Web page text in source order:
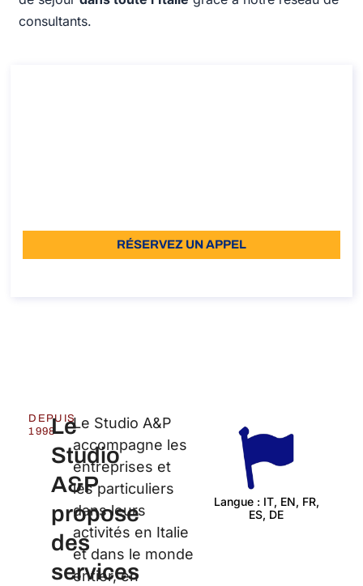
consultants.
RÉSERVEZ UN APPEL
DEPUIS
1998Le
Studio
A&P
propose
des
services
Le Studio A&P
accompagne les
entreprises et
les particuliers
dans leurs
activités en Italie
et dans le monde
entier, en
Langue : IT, EN, FR,
ES, DE